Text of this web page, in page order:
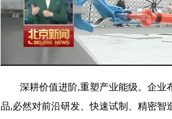
深耕价值进阶,重塑产业能级。企业
品,必然对前沿研发、快速试制、精密